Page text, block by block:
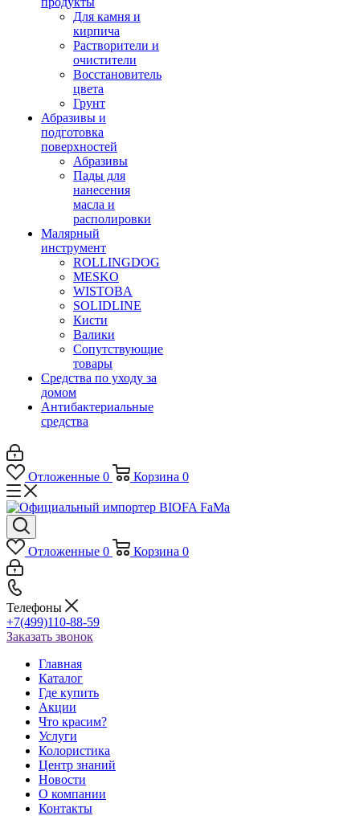
Для камня и
кирпича
Растворители и
очистители
Восстановитель
цвета
Грунт
Абразивы и
подготовка
поверхностей
Абразивы
Пады для
нанесения
масла и
располировки
Малярный
инструмент
ROLLINGDOG
MESKO
WISTOBA
SOLIDLINE
Кисти
Валики
Сопутствующие
товары
Средства по уходу за
домом
Антибактериальные
средства
Отложенные 0 Корзина 0
Отложенные 0 Корзина 0
Телефоны
+7(499)110-88-59
Заказать звонок
Главная
Каталог
Где купить
Акции
Что красим?
Услуги
Колористика
Центр знаний
Новости
О компании
Контакты